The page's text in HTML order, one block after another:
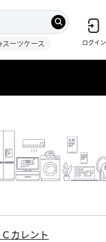
スーツケース ログイン
カレント